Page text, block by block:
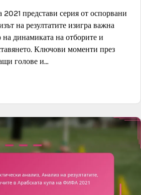
представи серия от оспорвани
на резултатите изигра важна
на динамиката на отборите и
Ключови моменти през
голове и…